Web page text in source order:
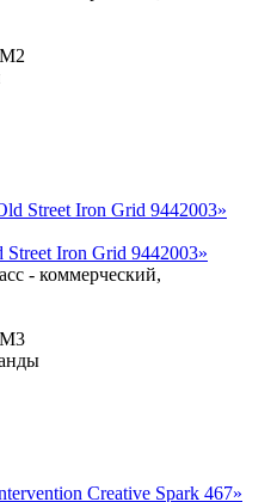
Iron Grid 9442003»
- коммерческий,